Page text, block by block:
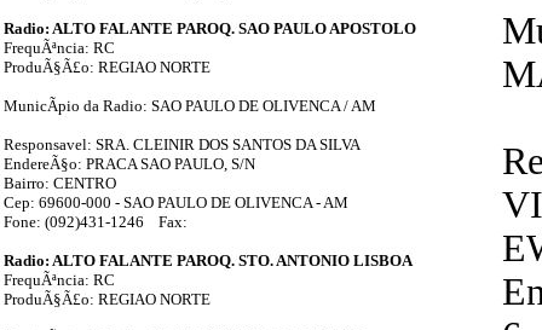
Radio: ALTO FALANTE PAROQ. SAO PAULO APOSTOLO
FrequÃªncia: RC
ProduÃ§Ã£o: REGIAO NORTE
MunicÃ­pio da Radio: SAO PAULO DE OLIVENCA / AM
Responsavel: SRA. CLEINIR DOS SANTOS DA SILVA
EndereÃ§o: PRACA SAO PAULO, S/N
Bairro: CENTRO
Cep: 69600-000 - SAO PAULO DE OLIVENCA - AM
Fone: (092)431-1246 Fax:
Radio: ALTO FALANTE PAROQ. STO. ANTONIO LISBOA
FrequÃªncia: RC
ProduÃ§Ã£o: REGIAO NORTE